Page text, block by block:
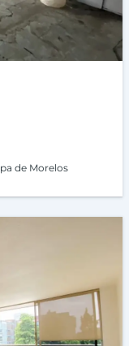
de Morelos